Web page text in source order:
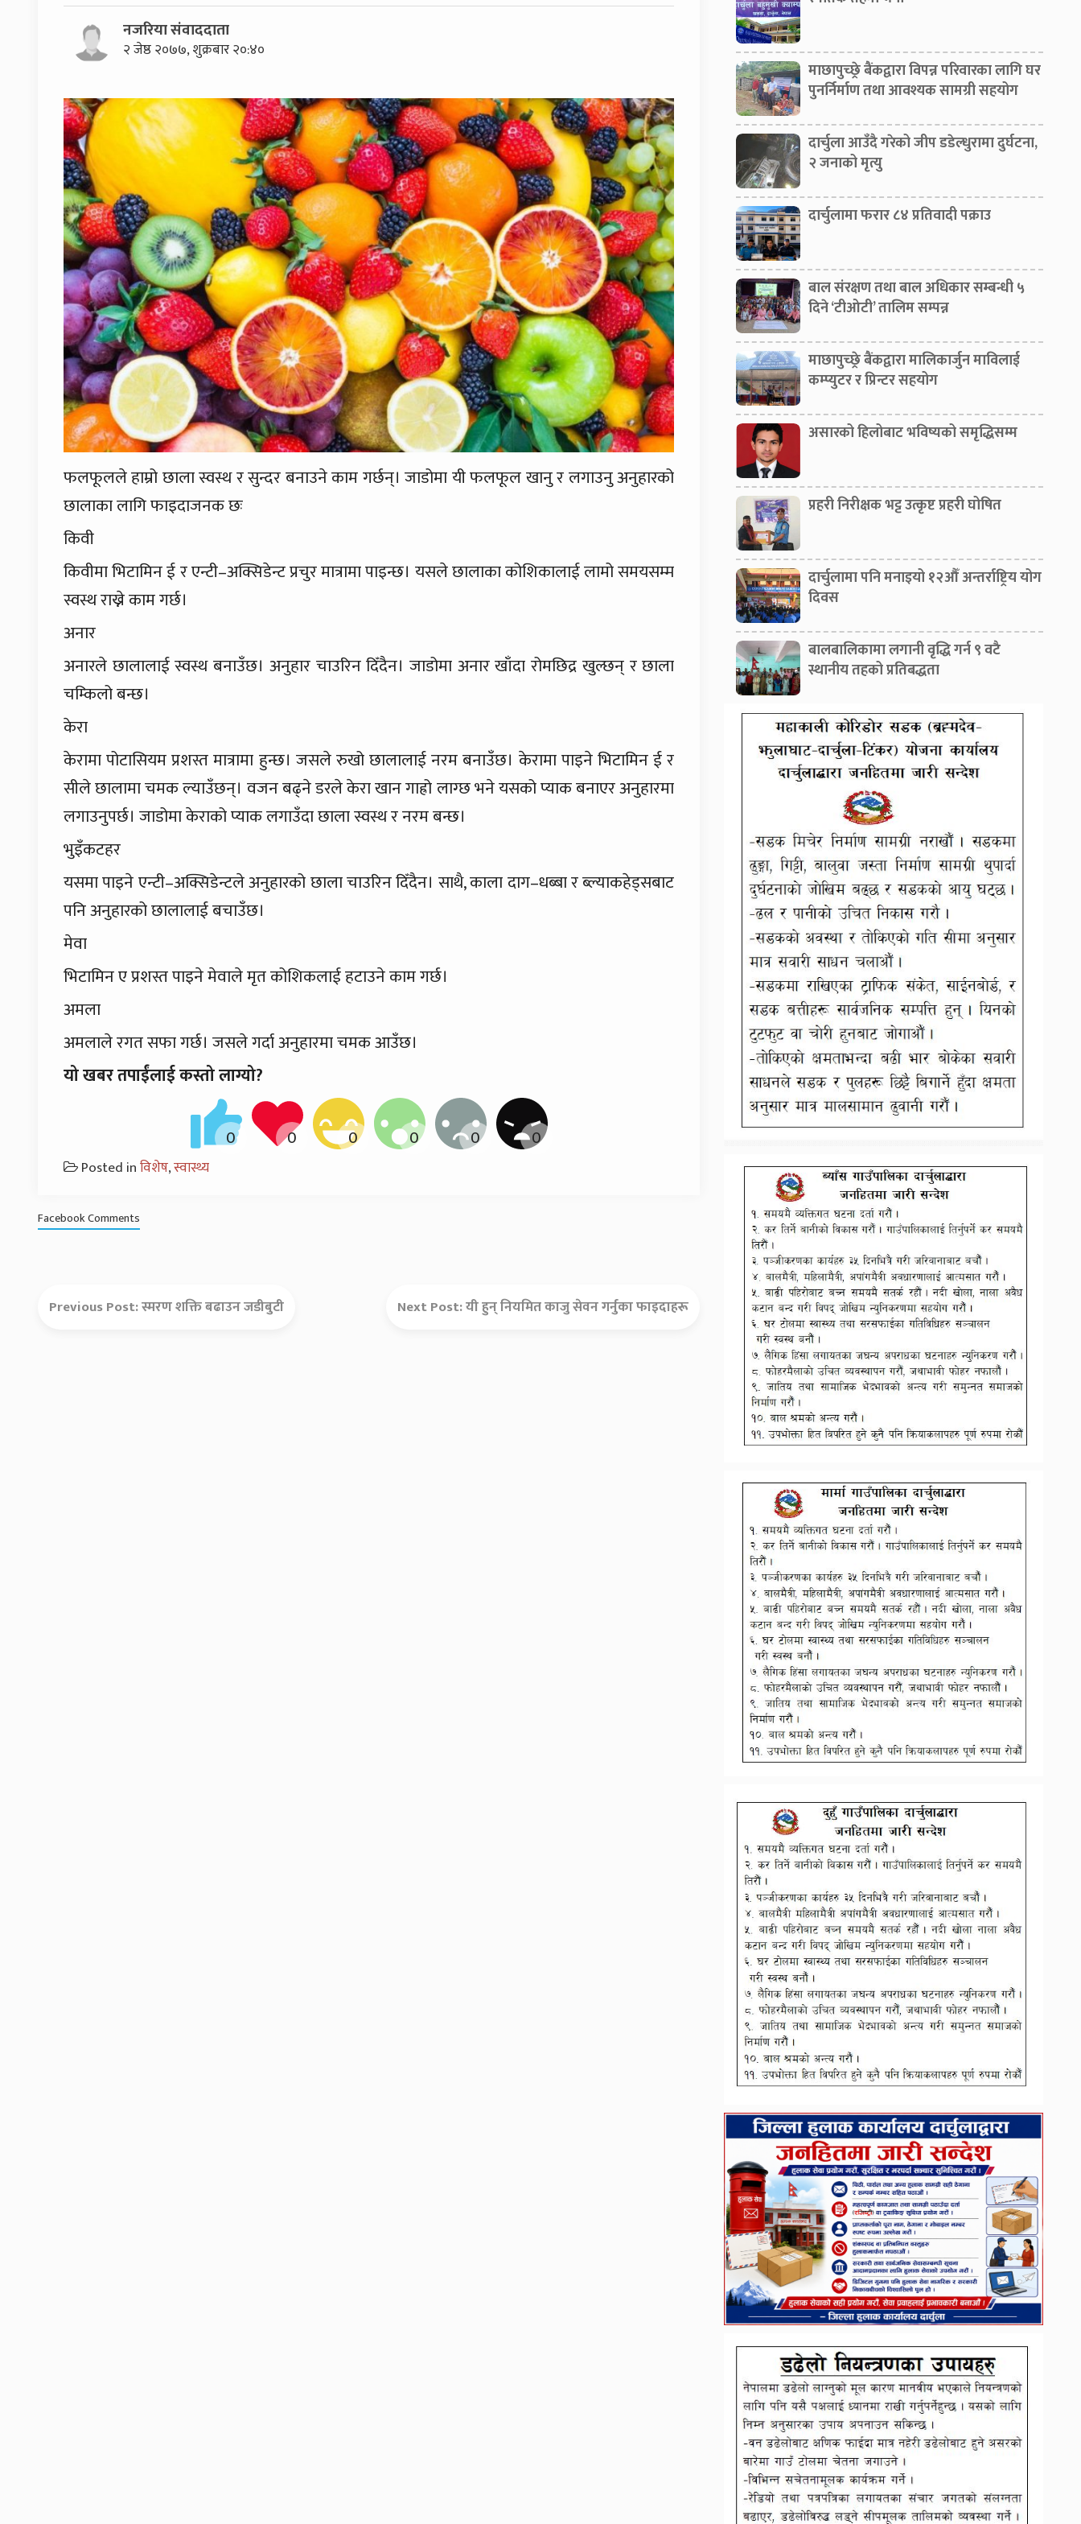
नजरिया संवाददाता
२ जेष्ठ २०७७, शुक्रबार २०:४०
फलफूलले हाम्रो छाला स्वस्थ र सुन्दर बनाउने काम गर्छन्। जाडोमा यी फलफूल खानु र लगाउनु अनुहारको
छालाका लागि फाइदाजनक छः
किवी
किवीमा भिटामिन ई र एन्टी–अक्सिडेन्ट प्रचुर मात्रामा पाइन्छ। यसले छालाका कोशिकालाई लामो समयसम्म
स्वस्थ राख्ने काम गर्छ।
अनार
अनारले छालालाई स्वस्थ बनाउँछ। अनुहार चाउरिन दिँदैन। जाडोमा अनार खाँदा रोमछिद्र खुल्छन् र छाला
चम्किलो बन्छ।
केरा
केरामा पोटासियम प्रशस्त मात्रामा हुन्छ। जसले रुखो छालालाई नरम बनाउँछ। केरामा पाइने भिटामिन ई र
सीले छालामा चमक ल्याउँछन्। वजन बढ्ने डरले केरा खान गाह्रो लाग्छ भने यसको प्याक बनाएर अनुहारमा
लगाउनुपर्छ। जाडोमा केराको प्याक लगाउँदा छाला स्वस्थ र नरम बन्छ।
भुइँकटहर
यसमा पाइने एन्टी–अक्सिडेन्टले अनुहारको छाला चाउरिन दिँदैन। साथै, काला दाग–धब्बा र ब्ल्याकहेड्सबाट
पनि अनुहारको छालालाई बचाउँछ।
मेवा
भिटामिन ए प्रशस्त पाइने मेवाले मृत कोशिकलाई हटाउने काम गर्छ।
अमला
अमलाले रगत सफा गर्छ। जसले गर्दा अनुहारमा चमक आउँछ।
यो खबर तपाईंलाई कस्तो लाग्यो?
Posted inविशेष,स्वास्थ्य
Facebook Comments
Previous Post:स्मरण शक्ति बढाउन जडीबुटी Next Post:यी हुन् नियमित काजु सेवन गर्नुका फाइदाहरू
माछापुच्छ्रे बैंकद्वारा विपन्न परिवारका लागि घर
पुनर्निर्माण तथा आवश्यक सामग्री सहयोग
दार्चुला आउँदै गरेको जीप डडेल्धुरामा दुर्घटना,
२ जनाको मृत्यु
दार्चुलामा फरार ८४ प्रतिवादी पक्राउ
बाल संरक्षण तथा बाल अधिकार सम्बन्धी ५
दिने ‘टीओटी’ तालिम सम्पन्न
माछापुच्छ्रे बैंकद्वारा मालिकार्जुन माविलाई
कम्प्युटर र प्रिन्टर सहयोग
असारको हिलोबाट भविष्यको समृद्धिसम्म
प्रहरी निरीक्षक भट्ट उत्कृष्ट प्रहरी घोषित
दार्चुलामा पनि मनाइयो १२औँ अन्तर्राष्ट्रिय योग
दिवस
बालबालिकामा लगानी वृद्धि गर्न ९ वटै
स्थानीय तहको प्रतिबद्धता